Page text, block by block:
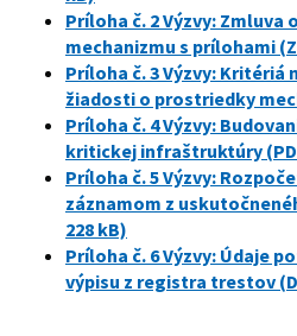
Príloha č. 2 Výzvy:
mechanizmu s prílohami
Príloha č. 3 Výzvy: Kritériá
žiadosti o prostriedky
Príloha č. 4 Výzvy:
kritickej infraštruktúry
Príloha č. 5 Výzvy:
záznamom z
228 kB)
Príloha č. 6 Výzvy: Údaje
výpisu z registra trestov